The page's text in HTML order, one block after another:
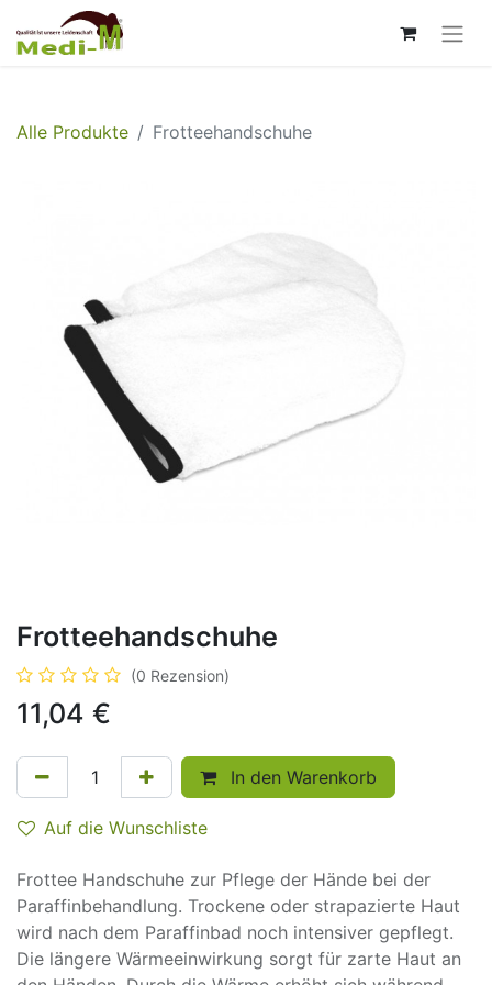
Alle Produkte Frotteehandschuhe
Frotteehandschuhe
(0 Rezension)
11,04 €
In den Warenkorb
Auf die Wunschliste
Frottee Handschuhe zur Pflege der Hände bei der
Paraffinbehandlung. Trockene oder strapazierte Haut
wird nach dem Paraffinbad noch intensiver gepflegt.
Die längere Wärmeeinwirkung sorgt für zarte Haut an